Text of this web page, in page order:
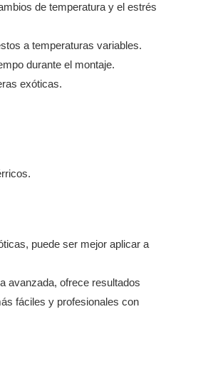
de temperatura y el estrés
a temperaturas variables.
durante el montaje.
exóticas.
puede ser mejor aplicar a
avanzada, ofrece resultados
fáciles y profesionales con